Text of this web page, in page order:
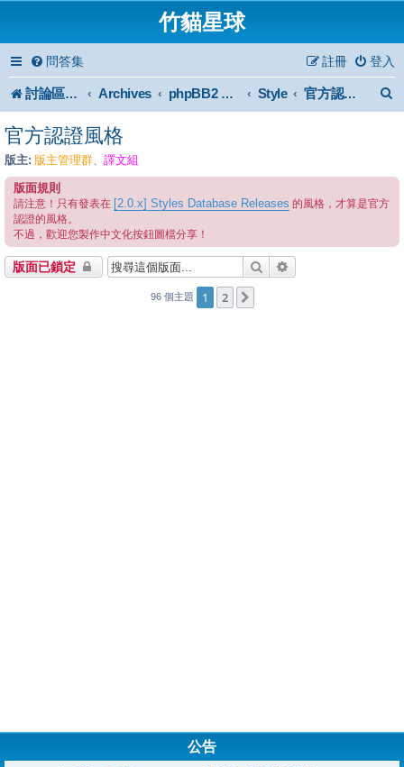
竹貓星球
問答集 登入
註冊
討論區首頁 Archives phpBB2 Forum Archive Style 官方認證風格
官方認證風格
版主: 版主管理群、 譯文組
版面規則
請注意！只有發表在 [2.0.x] Styles Database Releases 的風格，才算是官方
認證的風格。
不過，歡迎您製作中文化按鈕圖檔分享！
版面已鎖定 搜尋
96 個主題 1 2
公告